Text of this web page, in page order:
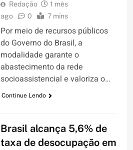
Redação
1 mês
ago
0 7 mins
Por meio de recursos públicos
do Governo do Brasil, a
modalidade garante o
abastecimento da rede
socioassistencial e valoriza o…
Continue Lendo
Brasil alcança 5,6% de
taxa de desocupação em